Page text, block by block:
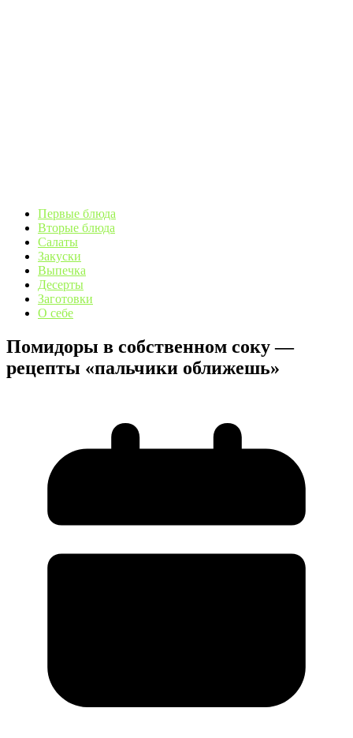
Первые блюда
Вторые блюда
Салаты
Закуски
Выпечка
Десерты
Заготовки
О себе
Помидоры в собственном соку —
рецепты «пальчики оближешь»